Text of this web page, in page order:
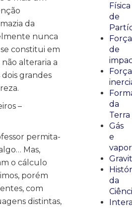
da
nunca
constitui em
alteraria a
grandes
–
permita-
Mas,
o cálculo
porém
com
distintas,
Física
de
Força
de
da
Terra
Gás
e
vapor
da